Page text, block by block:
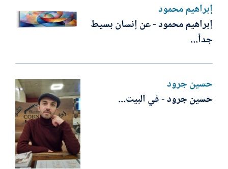
إبراهيم محمود
إبراهيم محمود - عن إنسان بسيط
جداً...
حسين جرود
حسين جرود - في البيت...